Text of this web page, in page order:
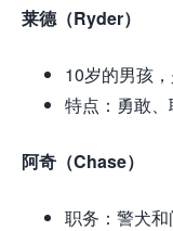
莱德（Ryder）
10岁的男孩
特点：勇敢、
阿奇（Chase）
职务：警犬和